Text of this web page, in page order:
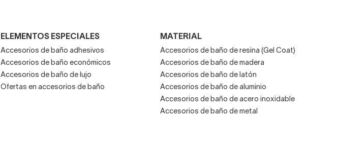
ELEMENTOS ESPECIALES
Accesorios de baño adhesivos
Accesorios de baño económicos
Accesorios de baño de lujo
Ofertas en accesorios de baño
MATERIAL
Accesorios de baño de resina (Gel Coat)
Accesorios de baño de madera
Accesorios de baño de latón
Accesorios de baño de aluminio
Accesorios de baño de acero inoxidable
Accesorios de baño de metal